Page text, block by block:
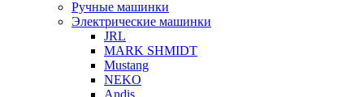
Ручные машинки
Электрические машинки
JRL
MARK SHMIDT
Mustang
NEKO
Andis